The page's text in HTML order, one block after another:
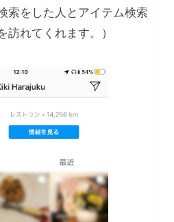
索をした人とアイテム検索
訪れてくれます。）